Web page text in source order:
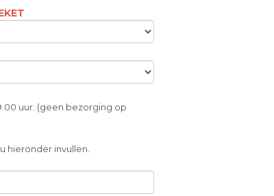
uur. (geen bezorging op
hieronder invullen.